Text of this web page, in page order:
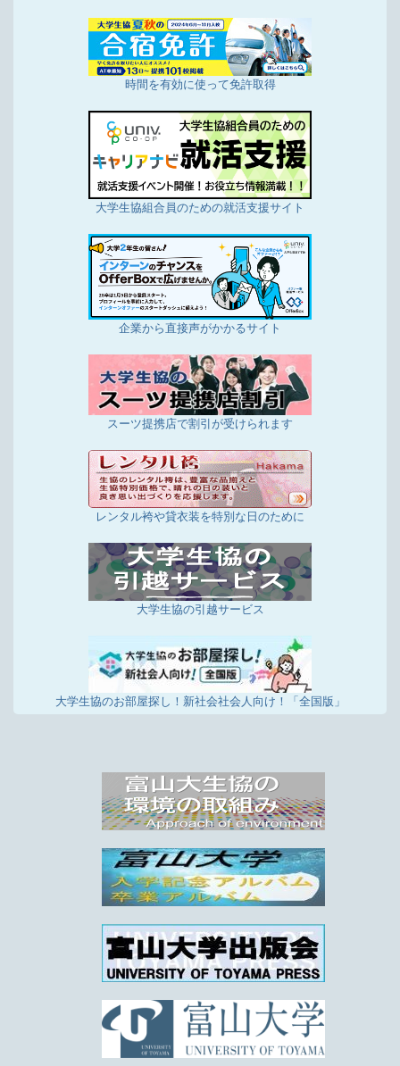
時間を有効に使って免許取得
大学生協組合員のための就活支援サイト
企業から直接声がかかるサイト
スーツ提携店で割引が受けられます
レンタル袴や貸衣装を特別な日のために
大学生協の引越サービス
大学生協のお部屋探し！新社会社会人向け！「全国版」